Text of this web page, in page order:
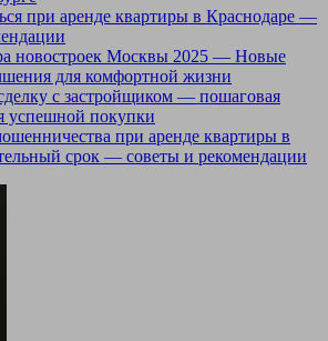
при аренде квартиры в Краснодаре —
новостроек Москвы 2025 — Новые
для комфортной жизни
с застройщиком — пошаговая
успешной покупки
при аренде квартиры в
срок — советы и рекомендации